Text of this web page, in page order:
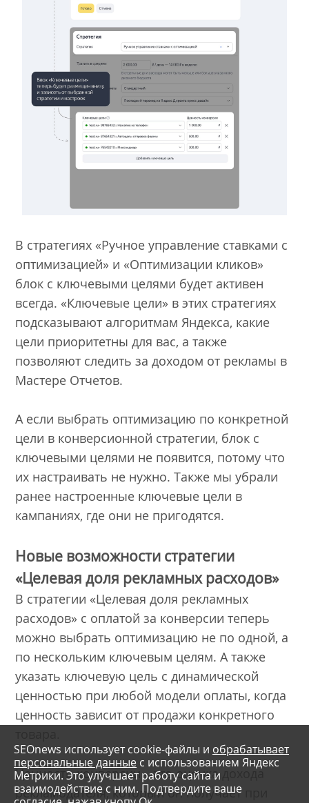
В стратегиях «Ручное управление ставками с
оптимизацией» и «Оптимизации кликов»
блок с ключевыми целями будет активен
всегда. «Ключевые цели» в этих стратегиях
подсказывают алгоритмам Яндекса, какие
цели приоритетны для вас, а также
позволяют следить за доходом от рекламы в
Мастере Отчетов.
А если выбрать оптимизацию по конкретной
цели в конверсионной стратегии, блок с
ключевыми целями не появится, потому что
их настраивать не нужно. Также мы убрали
ранее настроенные ключевые цели в
кампаниях, где они не пригодятся.
Новые возможности стратегии
«Целевая доля рекламных расходов»
В стратегии «Целевая доля рекламных
расходов» с оплатой за конверсии теперь
можно выбрать оптимизацию не по одной, а
по нескольким ключевым целям. А также
указать ключевую цель с динамической
ценностью при любой модели оплаты, когда
ценность зависит от продажи конкретного
Ценность конверсии–это оценка дохода
рекламодателя, который он получает при
SEOnews использует cookie-файлы и обрабатывает
персональные данные с использованием Яндекс
Метрики. Это улучшает работу сайта и
взаимодействие с ним. Подтвердите ваше